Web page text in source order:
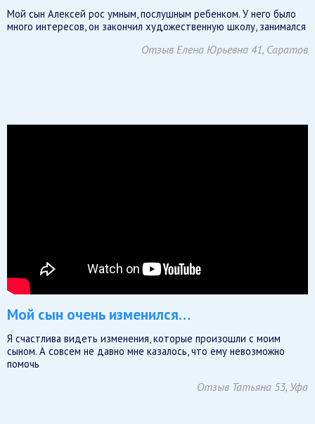
Мой сын Алексей рос умным, послушным ребенком. У него было
много интересов, он закончил художественную школу, занимался
Отзыв Елена Юрьевна 41, Саратов
Мой сын очень изменился…
Я счастлива видеть изменения, которые произошли с моим
сыном. А совсем не давно мне казалось, что ему невозможно
помочь
Отзыв Татьяна 53, Уфа